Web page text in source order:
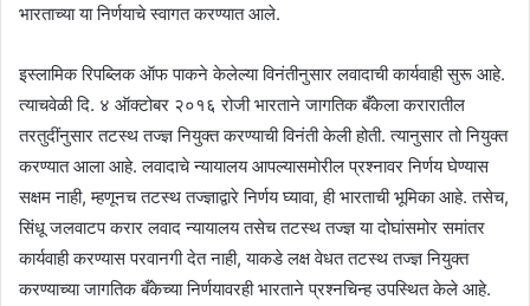
भारताच्या या निर्णयाचे स्वागत करण्यात आले.
इस्लामिक रिपब्लिक ऑफ पाकने केलेल्या विनंतीनुसार लवादाची कार्यवाही सुरू आहे.
त्याचवेळी दि. ४ ऑक्टोबर २०१६ रोजी भारताने जागतिक बँकेला करारातील
तरतुदींनुसार तटस्थ तज्ज्ञ नियुक्त करण्याची विनंती केली होती. त्यानुसार तो नियुक्त
करण्यात आला आहे. लवादाचे न्यायालय आपल्यासमोरील प्रश्नावर निर्णय घेण्यास
सक्षम नाही, म्हणूनच तटस्थ तज्ज्ञाद्वारे निर्णय घ्यावा, ही भारताची भूमिका आहे. तसेच,
सिंधू जलवाटप करार लवाद न्यायालय तसेच तटस्थ तज्ज्ञ या दोघांसमोर समांतर
कार्यवाही करण्यास परवानगी देत नाही, याकडे लक्ष वेधत तटस्थ तज्ज्ञ नियुक्त
करण्याच्या जागतिक बँकेच्या निर्णयावरही भारताने प्रश्नचिन्ह उपस्थित केले आहे.